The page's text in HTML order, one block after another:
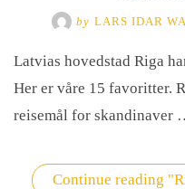
by LARS IDAR
Latvias hovedstad Riga
Her er våre 15 favoritter.
reisemål for skandinaver
Continue reading